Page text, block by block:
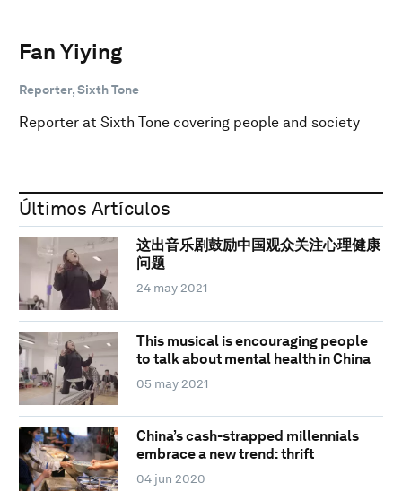
Fan Yiying
Reporter, Sixth Tone
Reporter at Sixth Tone covering people and society
Últimos Artículos
这出音乐剧鼓励中国观众关注心理健康
问题
24 may 2021
This musical is encouraging people
to talk about mental health in China
05 may 2021
China’s cash-strapped millennials
embrace a new trend: thrift
04 jun 2020